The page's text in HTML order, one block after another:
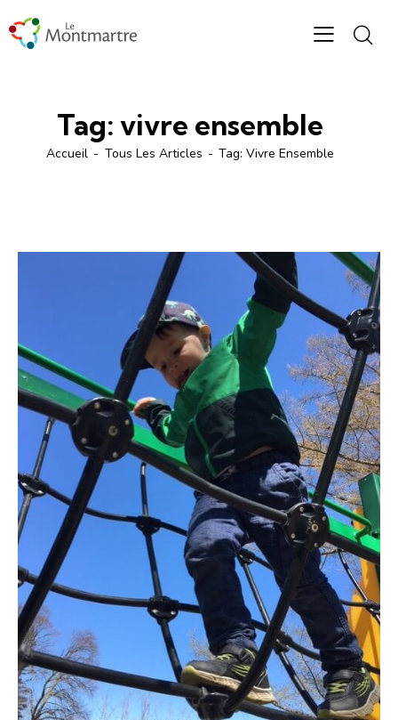
Tag: vivre ensemble
Accueil Tous Les Articles Tag: Vivre Ensemble